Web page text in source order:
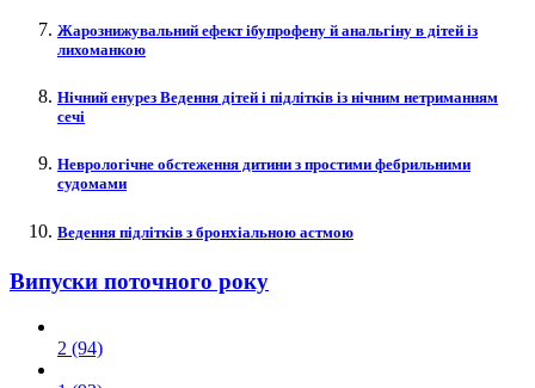
Жарознижувальний ефект ібупрофену й анальгіну в дітей із
лихоманкою
Нічний енурез Ведення дітей і підлітків із нічним нетриманням
сечі
Неврологічне обстеження дитини з простими фебрильними
судомами
Ведення підлітків з бронхіальною астмою
Випуски поточного року
2 (94)